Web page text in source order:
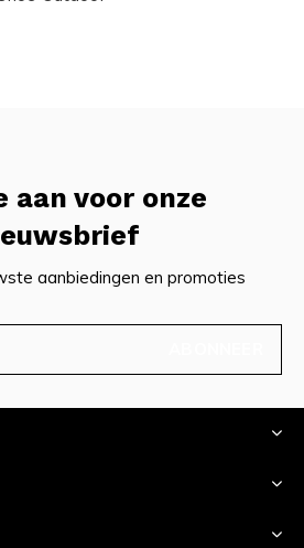
aan voor onze
aanbiedingen en promoties